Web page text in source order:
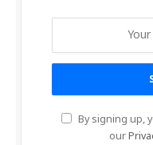
By signing up,
our